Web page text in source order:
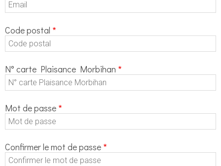
Code postal
N° carte Plaisance Morbihan
Mot de passe
Confirmer le mot de passe